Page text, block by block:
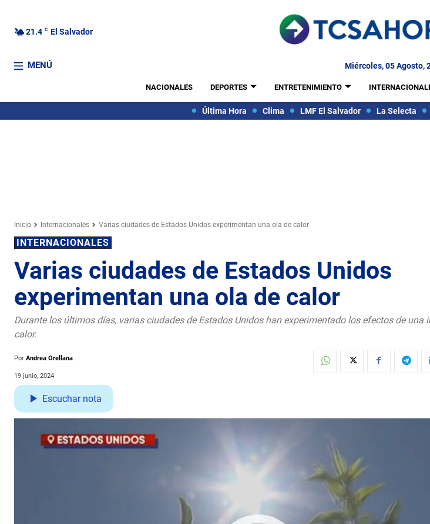
21.4 C El Salvador
MENÚ Miércoles, 05 Agosto,
NACIONALES DEPORTES ENTRETENIMIENTO
Última Hora Clima LMF El Salvador La Selecta
Inicio Internacionales Varias ciudades de Estados Unidos experimentan una ola de calor
INTERNACIONALES
Varias ciudades de Estados Unidos
experimentan una ola de calor
Durante los últimos días, varias ciudades de Estados Unidos han experimentado los efectos de una
calor.
Por Andrea Orellana
19 junio, 2024
Escuchar nota